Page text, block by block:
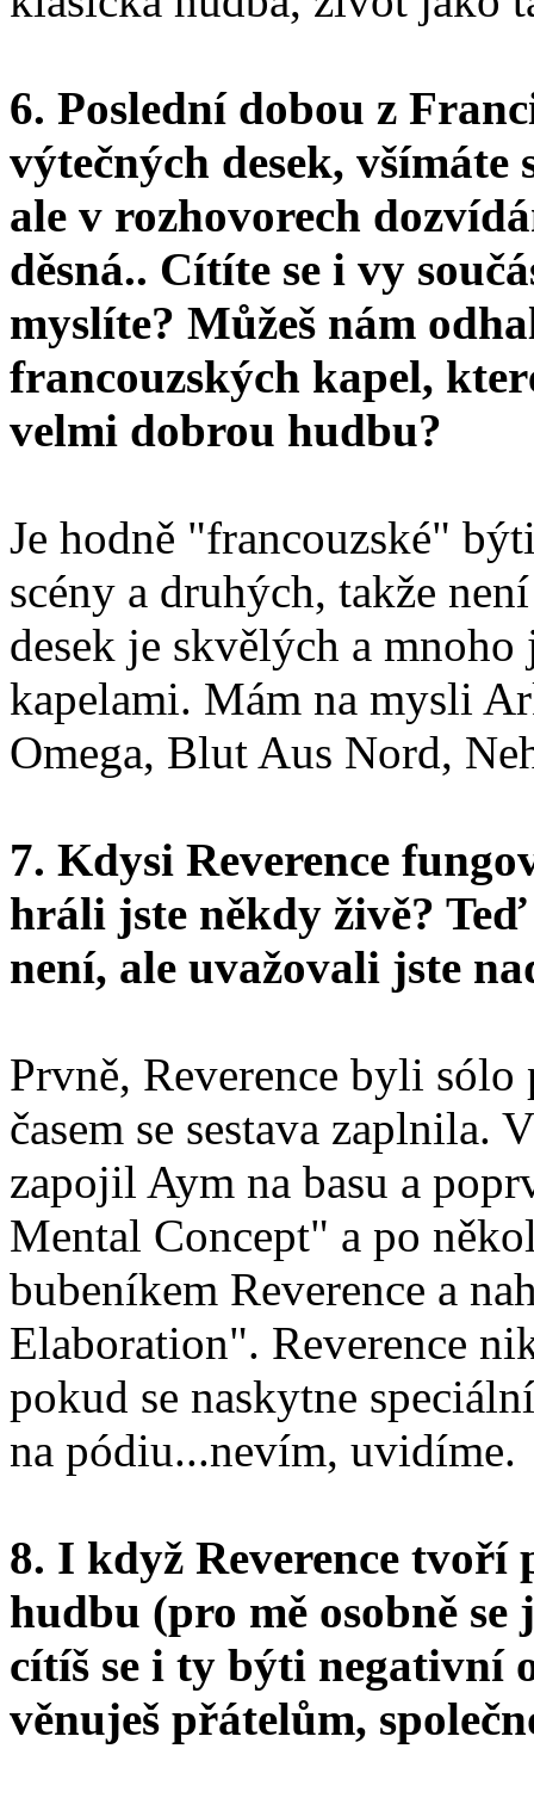
6. Poslední dobou z
výtečných desek,
ale v rozhovorech
děsná.. Cítíte se i vy
myslíte? Můžeš nám
francouzských kapel,
velmi dobrou hudbu?
Je hodně "francouzské"
scény a druhých, takže
desek je skvělých a
kapelami. Mám na mysli
Omega, Blut Aus Nord,
7. Kdysi Reverence
hráli jste někdy živě?
není, ale uvažovali jste
Prvně, Reverence byli
časem se sestava zaplnila.
zapojil Aym na basu a
Mental Concept" a po
bubeníkem Reverence a
Elaboration". Reverence
pokud se naskytne
na pódiu...nevím, uvidíme.
8. I když Reverence
hudbu (pro mě osobně
cítíš se i ty býti negativní
věnuješ přátelům,